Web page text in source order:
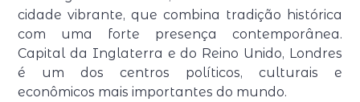
cidade vibrante, que combina tradição histórica
com uma forte presença contemporânea.
Capital da Inglaterra e do Reino Unido, Londres
é um dos centros políticos, culturais e
econômicos mais importantes do mundo.